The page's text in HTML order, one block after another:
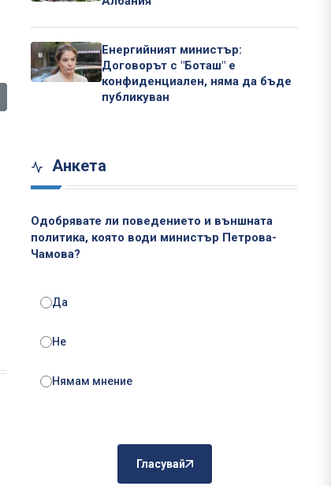
Енергийният министър:
Договорът с "Боташ" е
конфиденциален, няма да бъде
публикуван
Анкета
Одобрявате ли поведението и външната
политика, която води министър Петрова-
Чамова?
Да
Не
Нямам мнение
Гласувай